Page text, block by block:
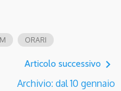
ORARI
Articolo successivo navigate_next
Archivio: dal 10 gennaio